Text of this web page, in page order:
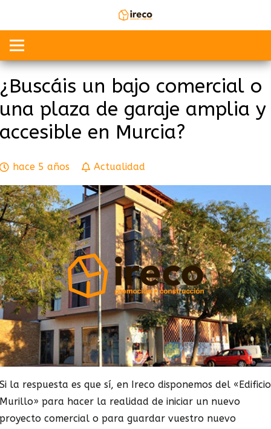
¿Buscáis un bajo comercial o
una plaza de garaje amplia y
accesible en Murcia?
hace 5 años Actualidad
Si la respuesta es que sí, en Ireco disponemos del «Edificio
Murillo» para hacer la realidad de iniciar un nuevo
proyecto comercial o para guardar vuestro nuevo